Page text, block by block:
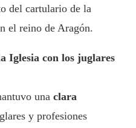
del cartulario de la
el reino de Aragón.
Iglesia con los juglares
una clara
y profesiones